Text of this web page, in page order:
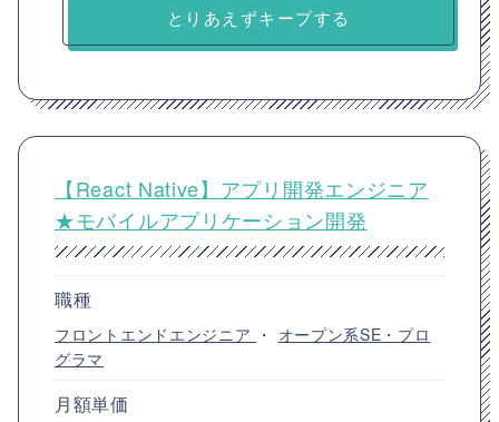
とりあえずキープする
【React Native】アプリ開発エンジニア
★モバイルアプリケーション開発
職種
フロントエンドエンジニア ・ オープン系SE・プロ
グラマ
月額単価